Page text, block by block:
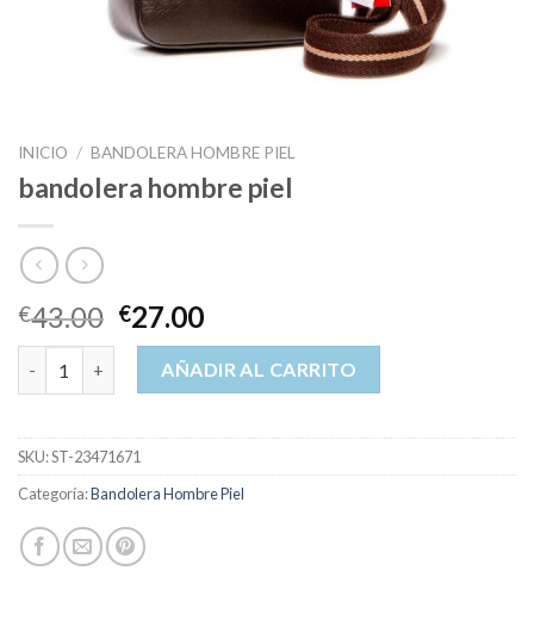
INICIO / BANDOLERA HOMBRE PIEL
bandolera hombre piel
€43.00 €27.00
bandolera hombre piel cantidad
AÑADIR AL CARRITO
SKU:ST-23471671
Categoría:Bandolera Hombre Piel